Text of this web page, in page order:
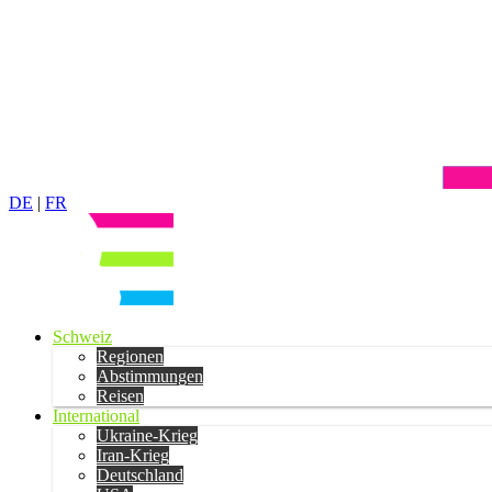
DE | FR
Schweiz
Regionen
Abstimmungen
Reisen
International
Ukraine-Krieg
Iran-Krieg
Deutschland